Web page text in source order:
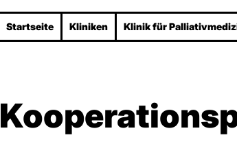
Startseite Kliniken Klinik für